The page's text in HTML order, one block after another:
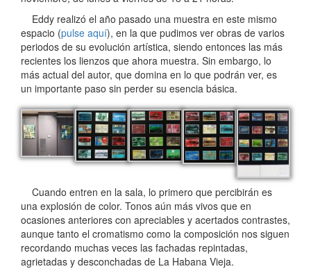
Eddy realizó el año pasado una muestra en este mismo
espacio (pulse aquí), en la que pudimos ver obras de varios
periodos de su evolución artística, siendo entonces las más
recientes los lienzos que ahora muestra. Sin embargo, lo
más actual del autor, que domina en lo que podrán ver, es
un importante paso sin perder su esencia básica.
Cuando entren en la sala, lo primero que percibirán es
una explosión de color. Tonos aún más vivos que en
ocasiones anteriores con apreciables y acertados contrastes,
aunque tanto el cromatismo como la composición nos siguen
recordando muchas veces las fachadas repintadas,
agrietadas y desconchadas de La Habana Vieja.